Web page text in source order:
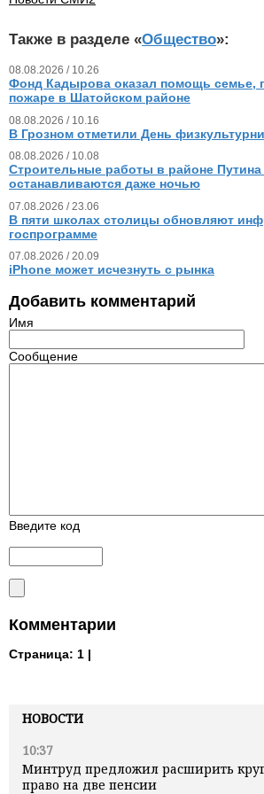
НОВОСТИ
10:37
Минтруд предложил расширить
право на две пенсии
Также в разделе «Общество»:
08.08.2026 / 10.26
Фонд Кадырова оказал помощь семье,
пожаре в Шатойском районе
08.08.2026 / 10.16
В Грозном отметили День
08.08.2026 / 10.08
Строительные работы в районе Путина
останавливаются даже ночью
07.08.2026 / 23.06
В пяти школах столицы обновляют
госпрограмме
07.08.2026 / 20.09
iPhone может исчезнуть с рынка
Добавить комментарий
Имя
Сообщение
Введите код
Комментарии
Страница: 1 |